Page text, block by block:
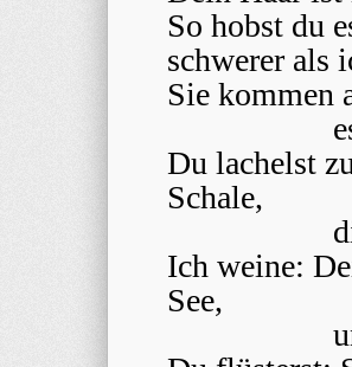
So hobst du
schwerer als
Sie kommen
Du lachelst
Schale,
Ich weine:
See,